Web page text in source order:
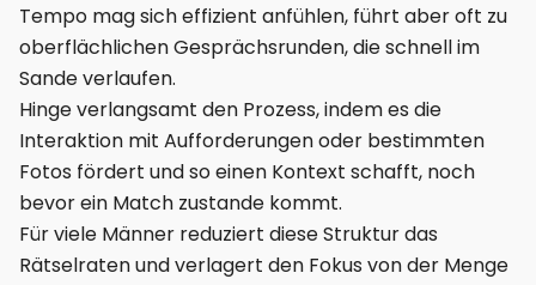
Tempo mag sich effizient anfühlen, führt aber oft zu
oberflächlichen Gesprächsrunden, die schnell im
Sande verlaufen.
Hinge verlangsamt den Prozess, indem es die
Interaktion mit Aufforderungen oder bestimmten
Fotos fördert und so einen Kontext schafft, noch
bevor ein Match zustande kommt.
Für viele Männer reduziert diese Struktur das
Rätselraten und verlagert den Fokus von der Menge